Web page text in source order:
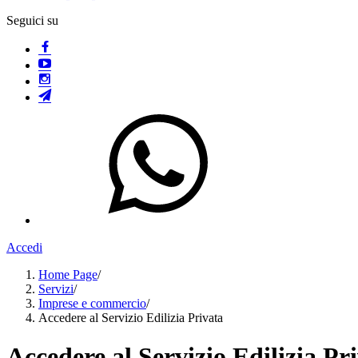
Seguici su
Accedi
Home Page/
Servizi/
Imprese e commercio/
Accedere al Servizio Edilizia Privata